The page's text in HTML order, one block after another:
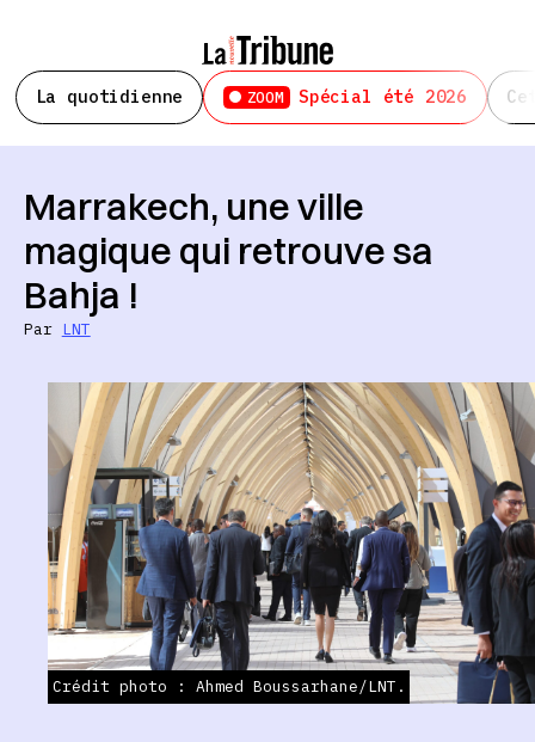
La quotidienne ZOOM Spécial été 2026
Marrakech, une ville
magique qui retrouve sa
Bahja !
Par LNT
Crédit photo : Ahmed Boussarhane/LNT.